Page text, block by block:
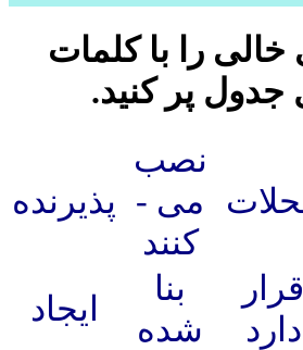
خالی را با کلمات
پر کنید.
پذیرنده
نصب
می ­
کنند
ایجاد
بنا
شده
قرار
دارد